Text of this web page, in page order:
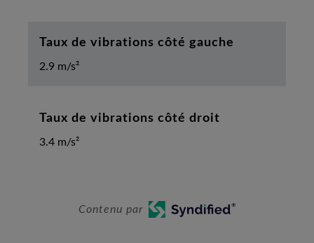
Taux de vibrations côté gauche
2.9 m/s²
Taux de vibrations côté droit
3.4 m/s²
Contenu par